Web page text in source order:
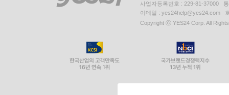
사업자등록번호 : 229-81-37000
이메일 : yes24help@yes24.com
Copyright ⓒ YES24 Corp. All